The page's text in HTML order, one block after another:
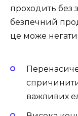
проходить без
безпечний
це може
важливих